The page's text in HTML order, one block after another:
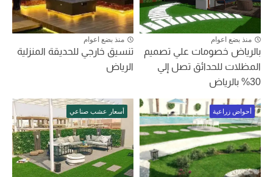
منذ بضع اعوام
بالرياض خصومات علي تصميم
المظلات للحدائق تصل إلي
30% بالرياض
منذ بضع اعوام
تنسيق خارجي للحديقة المنزلية
الرياض
أحواض زراعية أسعار عشب صناعي